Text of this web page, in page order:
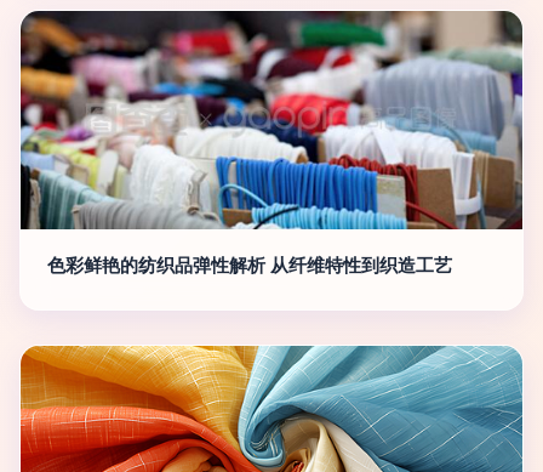
色彩鲜艳的纺织品弹性解析 从纤维特性到织造工艺